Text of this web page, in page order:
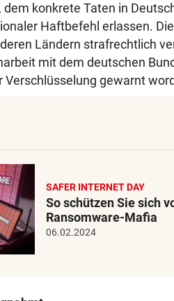
dem konkrete Taten in
Haftbefehl erlassen.
Ländern strafrechtlich
mit dem deutschen
gewarnt
SAFER INTERNET DAY
So schützen Sie sich
Ransomware-Mafia
06.02.2024